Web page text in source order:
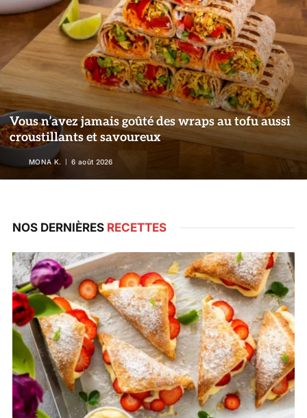
Vous n’avez jamais goûté des wraps au tofu aussi
croustillants et savoureux
MONA K. 6 août 2026
NOS DERNIÈRES RECETTES